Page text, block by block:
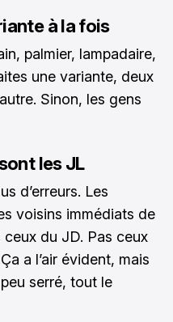
à la fois
palmier, lampadaire,
une variante, deux
Sinon, les gens
les JL
d’erreurs. Les
voisins immédiats de
du JD. Pas ceux
a l’air évident, mais
serré, tout le